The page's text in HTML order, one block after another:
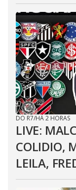
DO R7/HÁ 2 HORAS
LIVE:
COLIDIO,
LEILA,